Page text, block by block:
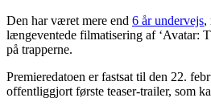
Den har været mere end 6 år undervejs,
længeventede filmatisering af ‘Avatar:
på trapperne.
Premieredatoen er fastsat til den 22.
offentliggjort første teaser-trailer, som